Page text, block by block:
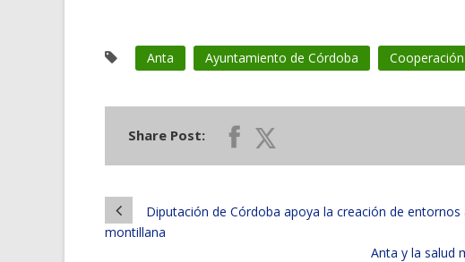
Anta Ayuntamiento de Córdoba
Share Post:
Diputación de Córdoba apoya la creación de
montillana
Anta y la salud